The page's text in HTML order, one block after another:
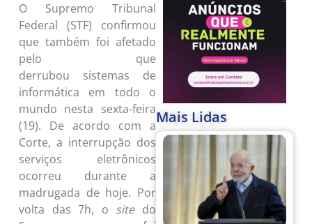
O Supremo Tribunal
Federal (STF) confirmou
que também foi afetado
pelo
que
derrubou sistemas de
informática em todo o
mundo nesta sexta-feira
(19). De acordo com a
Corte, a interrupção dos
serviços eletrônicos
ocorreu durante a
madrugada de hoje. Por
volta das 7h, o sitedo
Mais Lidas